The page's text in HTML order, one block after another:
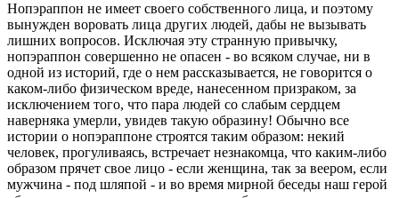
Нопэраппон не имеет своего собственного лица, и поэтому
вынужден воровать лица других людей, дабы не вызывать
лишних вопросов. Исключая эту странную привычку,
нопэраппон совершенно не опасен - во всяком случае, ни в
одной из историй, где о нем рассказывается, не говорится о
каком-либо физическом вреде, нанесенном призраком, за
исключением того, что пара людей со слабым сердцем
наверняка умерли, увидев такую образину! Обычно все
истории о нопэраппоне строятся таким образом: некий
человек, прогуливаясь, встречает незнакомца, что каким-либо
образом прячет свое лицо - если женщина, так за веером, если
мужчина - под шляпой - и во время мирной беседы наш герой